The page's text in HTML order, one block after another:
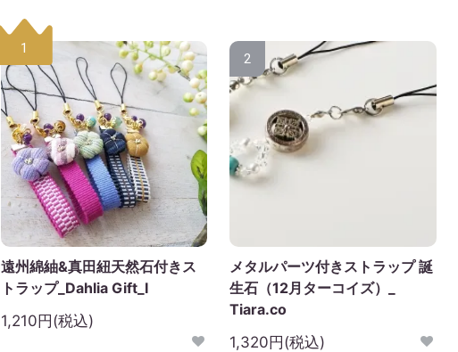
1
遠州綿紬&真田紐天然石付きス
トラップ_Dahlia Gift_I
1,210円(税込)
2
メタルパーツ付きストラップ 誕
生石（12月ターコイズ）_
Tiara.co
1,320円(税込)